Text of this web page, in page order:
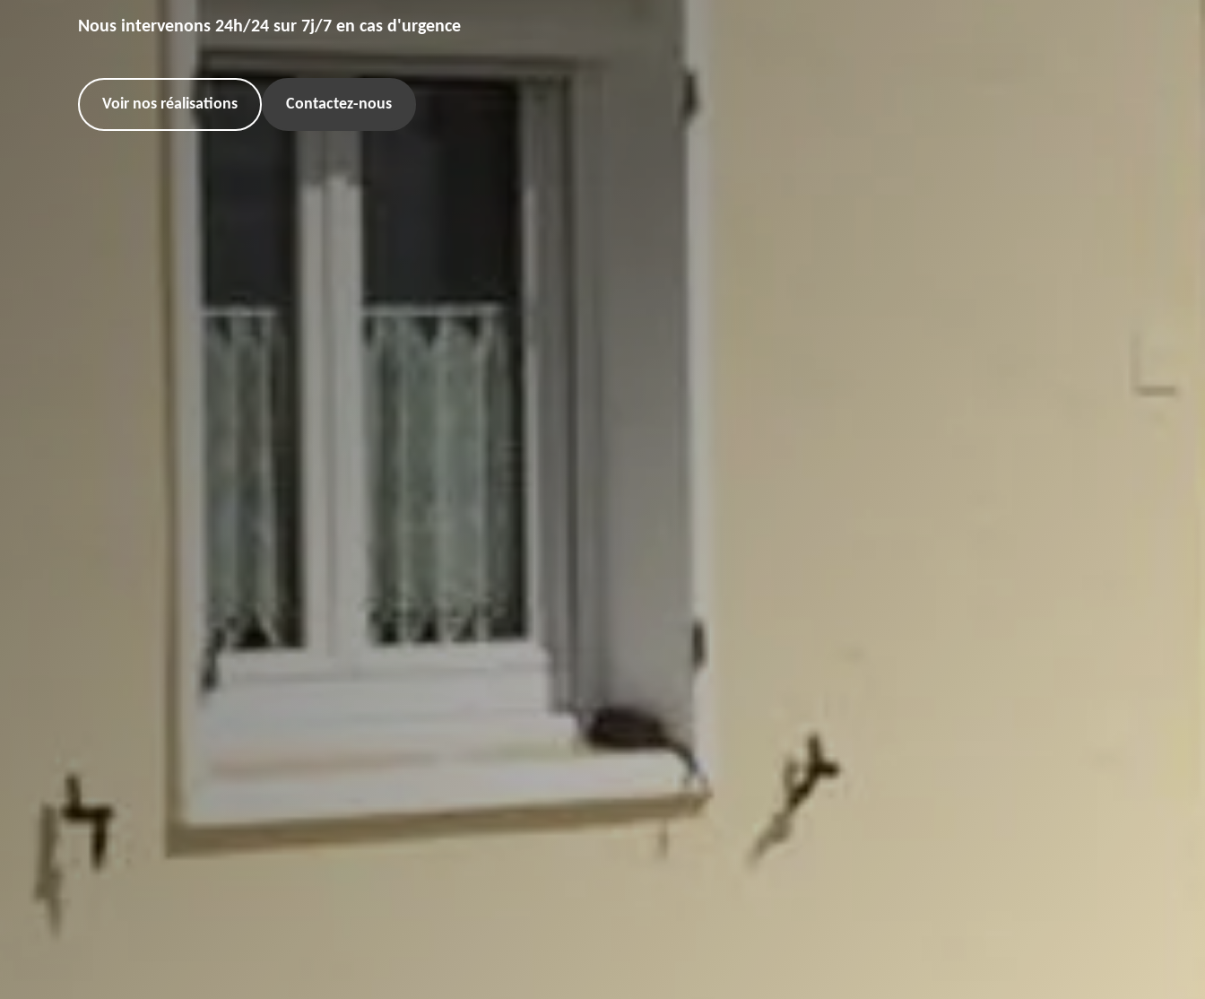
Nous intervenons 24h/24 sur 7j/7 en cas d'urgence
Voir nos réalisations Contactez-nous